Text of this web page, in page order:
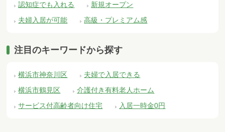
認知症でも入れる
新規オープン
夫婦入居が可能
高級・プレミアム感
注目のキーワードから探す
横浜市神奈川区
夫婦で入居できる
横浜市鶴見区
介護付き有料老人ホーム
サービス付高齢者向け住宅
入居一時金0円